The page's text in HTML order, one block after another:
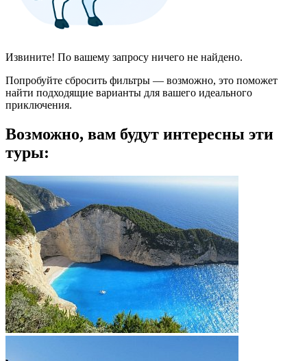
Извините! По вашему запросу ничего не найдено.
Попробуйте сбросить фильтры — возможно, это поможет
найти подходящие варианты для вашего идеального
приключения.
Возможно, вам будут интересны эти
туры: